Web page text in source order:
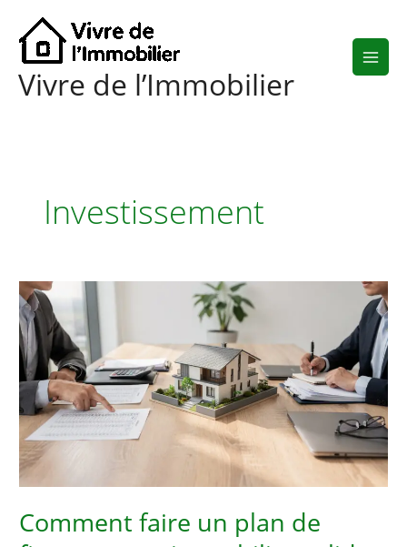
contenu
Vivre de l’Immobilier
Investissement
Comment faire un plan de